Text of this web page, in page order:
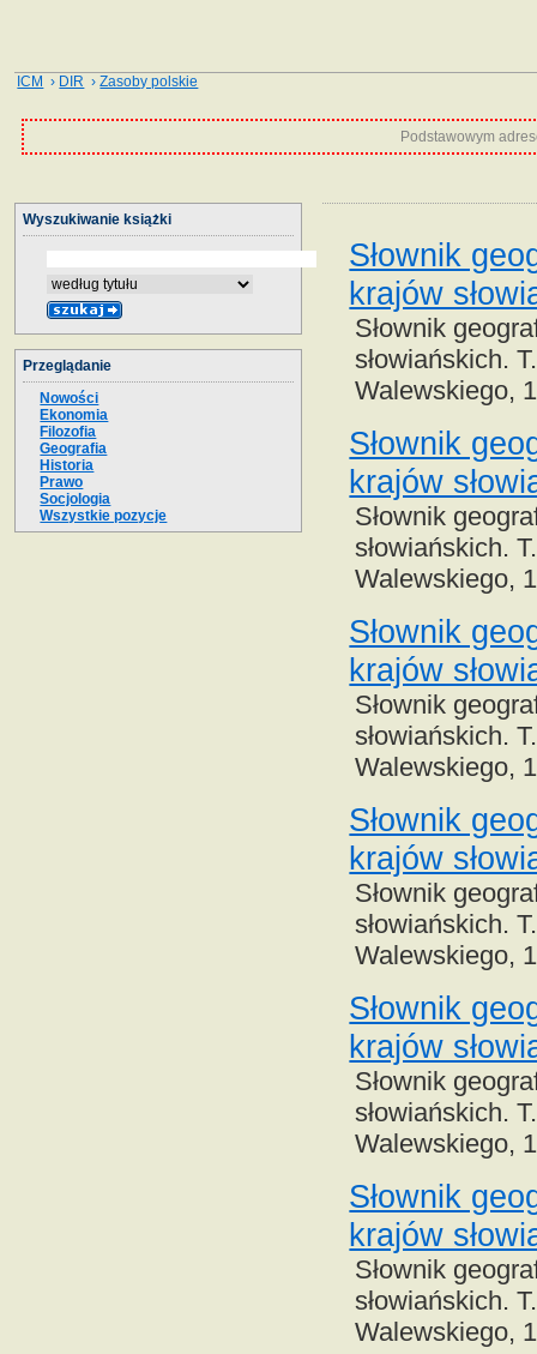
ICM › DIR ›Zasoby polskie
Podstawowym
Słownik
krajów
Słownik
słowiańskich.
Walewskiego,
Słownik
krajów
Słownik
słowiańskich.
Walewskiego,
Słownik
krajów
Słownik
słowiańskich.
Walewskiego,
Słownik
krajów
Słownik
słowiańskich.
Walewskiego,
Słownik
krajów
Słownik
słowiańskich.
Walewskiego,
Słownik
krajów
Słownik
słowiańskich.
Walewskiego,
Wyszukiwanie książki
Przeglądanie
Nowości
Ekonomia
Filozofia
Geografia
Historia
Prawo
Socjologia
Wszystkie pozycje